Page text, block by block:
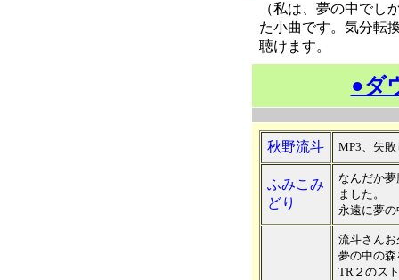
（私は、夢の中でし
た小曲です。気分転
聴けます。
●ダ
秋野流斗 MP3、失
ふみこみ
どり
なんだか
ました。
永遠に夢
流斗さん
夢の中の
TR２のス